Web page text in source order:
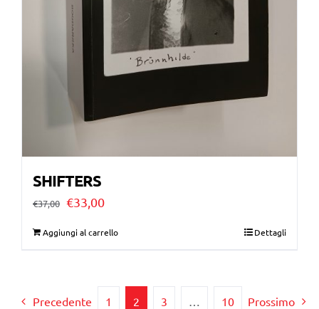
SHIFTERS
€37,00 Il
€33,00Il
Aggiungi al carrello Dettagli
Precedente 1 2 3 10 Prossimo